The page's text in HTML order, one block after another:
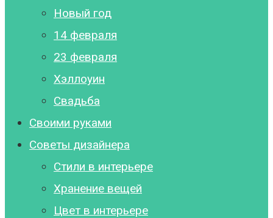
Новый год
14 февраля
23 февраля
Хэллоуин
Свадьба
Своими руками
Советы дизайнера
Стили в интерьере
Хранение вещей
Цвет в интерьере